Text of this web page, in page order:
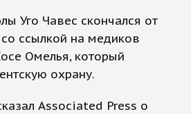
Уго Чавес скончался от
ссылкой на медиков
Омелья, который
охрану.
Associated Press о